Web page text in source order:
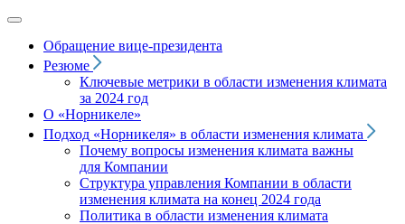
Обращение вице‑президента
Резюме
Ключевые метрики в области изменения климата
за 2024 год
О «Норникеле»
Подход «Норникеля» в области изменения климата
Почему вопросы изменения климата важны
для Компании
Структура управления Компании в области
изменения климата на конец 2024 года
Политика в области изменения климата